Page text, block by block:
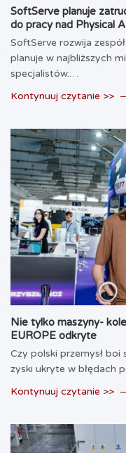
SoftServe planuje
do pracy nad Physical
SoftServe rozwija
planuje w najbliższych
specjalistów.…
Kontynuuj czytanie >>
Nie tylko maszyny-
EUROPE odkryte
Czy polski przemysł boi
zyski ukryte w błędach
Kontynuuj czytanie >>